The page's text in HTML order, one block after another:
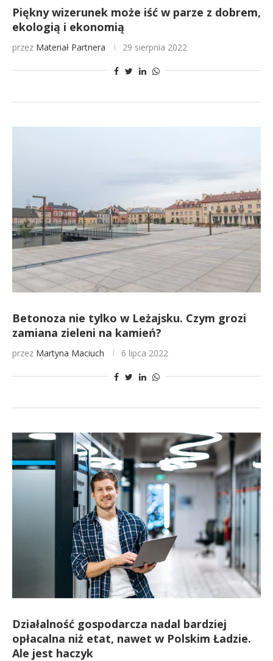
Piękny wizerunek może iść w parze z dobrem,
ekologią i ekonomią
przez Materiał Partnera 29 sierpnia 2022
Betonoza nie tylko w Leżajsku. Czym grozi
zamiana zieleni na kamień?
przez Martyna Maciuch 6 lipca 2022
Działalność gospodarcza nadal bardziej
opłacalna niż etat, nawet w Polskim Ładzie.
Ale jest haczyk